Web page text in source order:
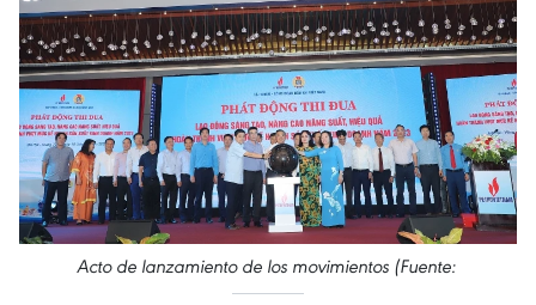
Acto de lanzamiento de los movimientos (Fuente: